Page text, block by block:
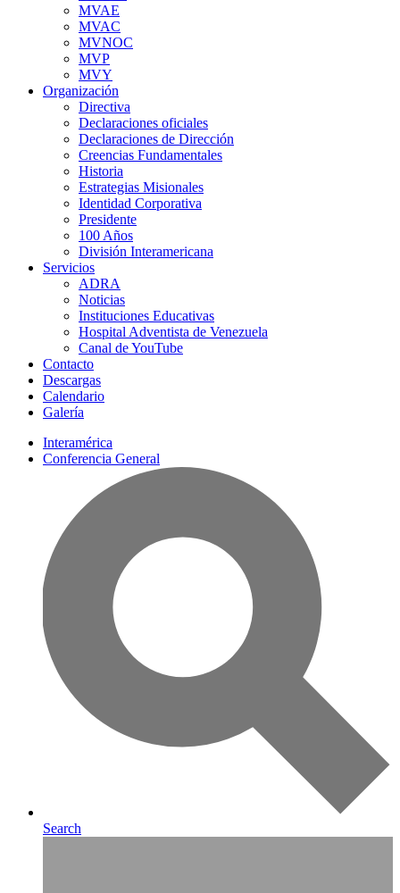
MVAE
MVAC
MVNOC
MVP
MVY
Organización
Directiva
Declaraciones oficiales
Declaraciones de Dirección
Creencias Fundamentales
Historia
Estrategias Misionales
Identidad Corporativa
Presidente
100 Años
División Interamericana
Servicios
ADRA
Noticias
Instituciones Educativas
Hospital Adventista de Venezuela
Canal de YouTube
Contacto
Descargas
Calendario
Galería
Interamérica
Conferencia General
Search